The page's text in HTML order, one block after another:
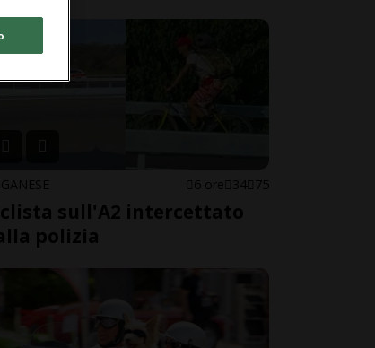
6 ore 34 75
sull'A2 intercettato
polizia